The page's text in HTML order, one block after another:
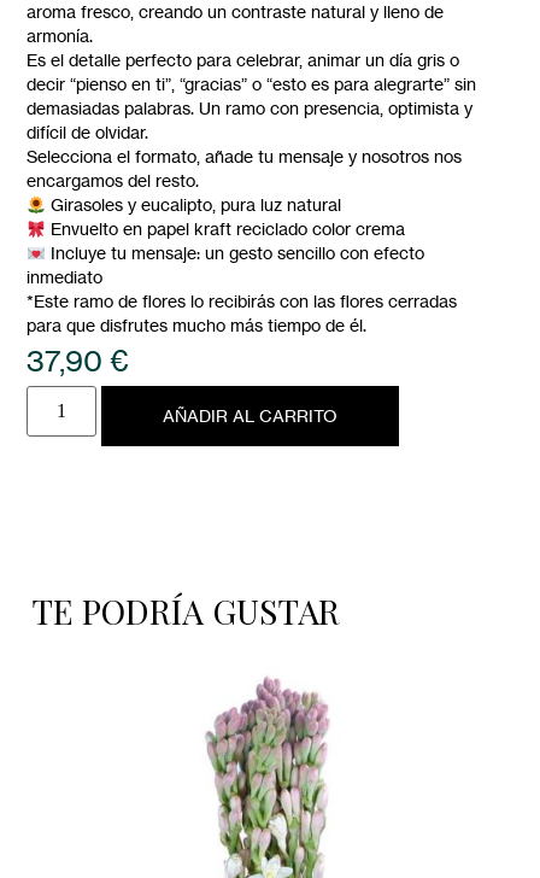
aroma fresco, creando un contraste natural y lleno de
armonía.
Es el detalle perfecto para celebrar, animar un día gris o
decir“pienso en ti” ,“gracias” o“esto es para alegrarte” sin
demasiadas palabras. Un ramo con presencia, optimista y
difícil de olvidar.
Selecciona el formato, añade tu mensaje y nosotros nos
encargamos del resto.
Girasoles y eucalipto, pura luz natural
Envuelto en papel kraft reciclado color crema
Incluye tu mensaje: un gesto sencillo con efecto
inmediato
*Este ramo de flores lo recibirás con las flores cerradas
para que disfrutes mucho más tiempo de él.
37,90€
AÑADIR AL CARRITO
TE PODRÍA GUSTAR